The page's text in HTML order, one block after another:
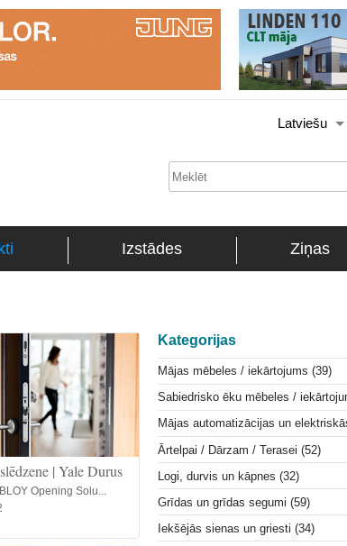
Latviešu
Izstādes Ziņas
| Yale Durus
Opening Solu...
Kategorijas
Mājas mēbeles / iekārtojums (39)
Sabiedrisko ēku mēbeles /
Mājas automatizācijas un
Ārtelpai / Dārzam / Terasei (52)
Logi, durvis un kāpnes (32)
Grīdas un grīdas segumi (59)
Iekšējās sienas un griesti (34)